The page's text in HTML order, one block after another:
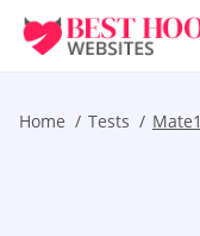
Home Tests Mate1